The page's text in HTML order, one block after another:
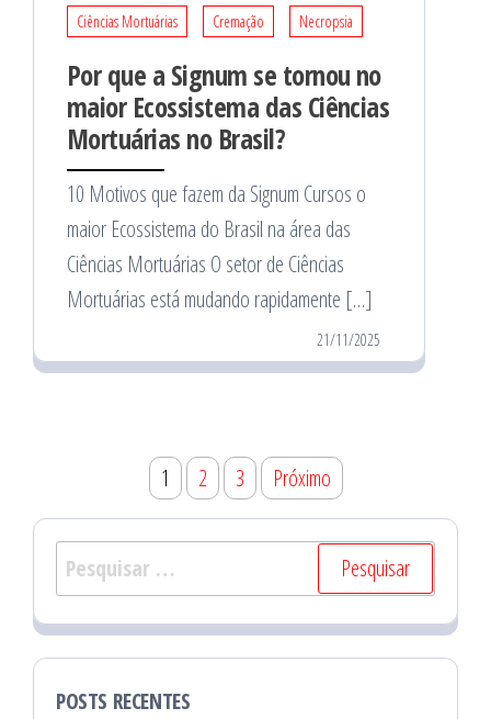
Ciências Mortuárias Cremação Necropsia
Por que a Signum se tornou no
maior Ecossistema das Ciências
Mortuárias no Brasil?
10 Motivos que fazem da Signum Cursos o
maior Ecossistema do Brasil na área das
Ciências Mortuárias O setor de Ciências
Mortuárias está mudando rapidamente […]
21/11/2025
Paginação
de
posts
1 2 3 Próximo
Pesquisar
por:
POSTS RECENTES